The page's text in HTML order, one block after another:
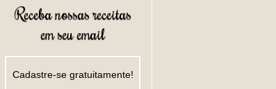
Receba nossas receitas
em seu email
Cadastre-se gratuitamente!